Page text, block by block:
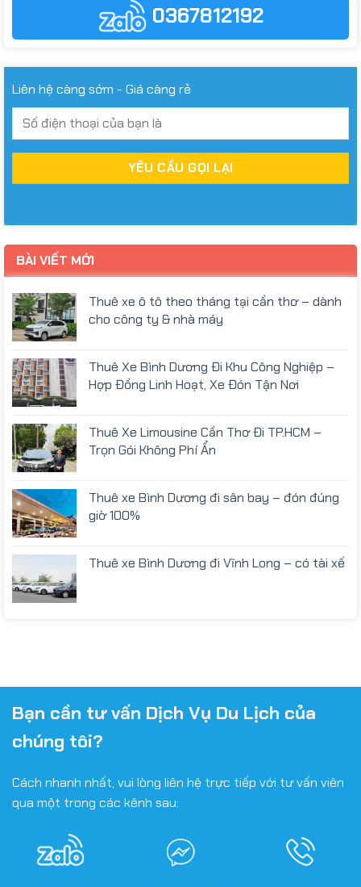
0367812192
Liên hệ càng sớm - Giá càng rẻ
BÀI VIẾT MỚI
Thuê xe ô tô theo tháng tại cần thơ – dành
cho công ty & nhà máy
Thuê Xe Bình Dương Đi Khu Công Nghiệp –
Hợp Đồng Linh Hoạt, Xe Đón Tận Nơi
Thuê Xe Limousine Cần Thơ Đi TP.HCM –
Trọn Gói Không Phí Ẩn
Thuê xe Bình Dương đi sân bay – đón đúng
giờ 100%
Thuê xe Bình Dương đi Vĩnh Long – có tài xế
Bạn cần tư vấn Dịch Vụ Du Lịch của
chúng tôi?
Cách nhanh nhất, vui lòng liên hệ trực tiếp với tư vấn viên
qua một trong các kênh sau: